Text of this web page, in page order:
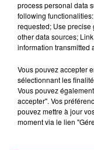
Flash infos
Crédit :Flash infos
process personal data
following
requested; Use
other data sources;
information transmitted
Vous pouvez accepter
sélectionnant les
Vous pouvez
accepter". Vos
pouvez mettre à jour
moment via le lien